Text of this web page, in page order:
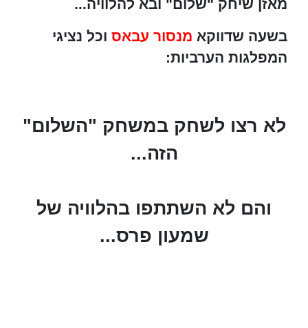
מאזן שיחק "שלום" ובא להלוויה...
בשעה שדווקא מנסור עבאס וכל נציגי
המפלגות הערביות:
לא רצו לשחק במשחק "השלום"
הזה...
והם לא השתתפו בהלוויה של
שמעון פרס...